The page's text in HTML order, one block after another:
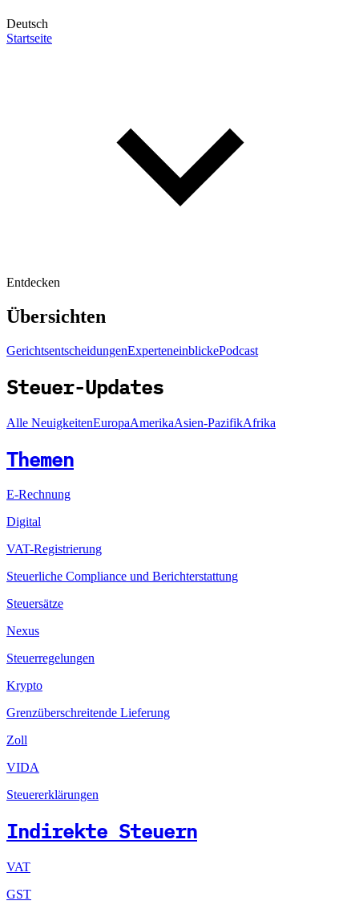
Deutsch
Startseite
Entdecken
Übersichten
GerichtsentscheidungenExperteneinblickePodcast
Steuer-Updates
Alle NeuigkeitenEuropaAmerikaAsien-PazifikAfrika
Themen
E-Rechnung
Digital
VAT-Registrierung
Steuerliche Compliance und Berichterstattung
Steuersätze
Nexus
Steuerregelungen
Krypto
Grenzüberschreitende Lieferung
Zoll
VIDA
Steuererklärungen
Indirekte Steuern
VAT
GST